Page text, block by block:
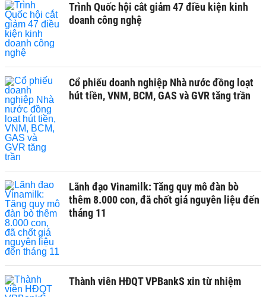
Trình Quốc hội cắt giảm 47 điều kiện kinh
doanh công nghệ
Cổ phiếu doanh nghiệp Nhà nước đồng loạt
hút tiền, VNM, BCM, GAS và GVR tăng trần
Lãnh đạo Vinamilk: Tăng quy mô đàn bò
thêm 8.000 con, đã chốt giá nguyên liệu đến
tháng 11
Thành viên HĐQT VPBankS xin từ nhiệm